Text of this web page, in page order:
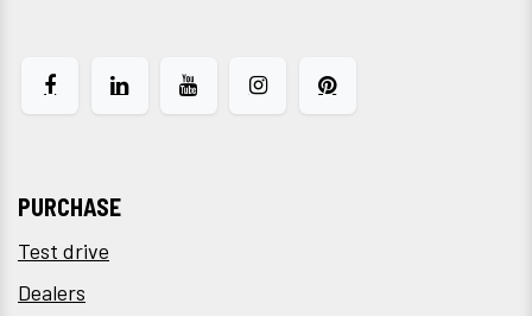
PURCHASE
Test drive
Dealers